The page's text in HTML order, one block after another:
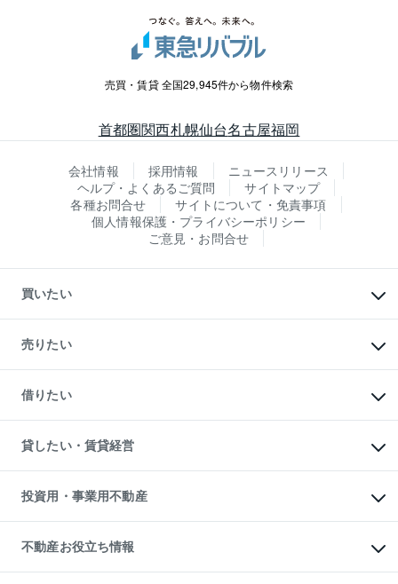
売買・賃貸 全国29,945件から物件検索
首都圏関西札幌仙台名古屋福岡
会社情報 採用情報
ニュースリリース
ヘルプ・よくあるご質問
サイトマップ
各種お問合せ
サイトについて・免責事項
個人情報保護・プライバシーポリシー
ご意見・お問合せ
買いたい
新築・分譲マンションの購入
中古マンションの購入
一戸建ての購入
中古一戸建ての購入
不動産購入の流れ
注目キーワード物件特集
購入ガイド
English 繁体中文簡体中文
売りたい
一戸建ての売却・査定
土地の売却・査定
スピードAI査定
不動産査定について
不動産売却の流れ
不動産買換えの流れ
売却ガイド
借りたい
オフィス・店舗の賃貸
借りるときの流れ
借りるガイド
貸したい・賃貸経営
マンション賃料データ
賃貸管理プラン
リロケーションについて
貸すガイド
投資用・事業用不動産
事業用不動産
マンション投資
投資用マンション
不動産お役立ち情報